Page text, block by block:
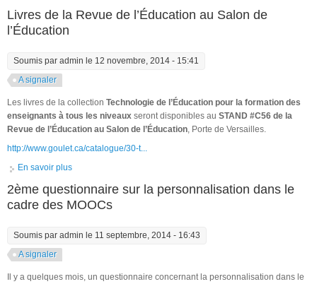
Education et Formation
Livres de la Revue de l’Éducation au Salon de
l’Éducation
Soumis par admin le 12 novembre, 2014 - 15:41
A signaler
Les livres de la collection Technologie de l’Éducation pour la formation des
enseignants à tous les niveaux seront disponibles au STAND #C56 de la
Revue de l’Éducation au Salon de l’Éducation, Porte de Versailles.
http://www.goulet.ca/catalogue/30-t...
En savoir plus
2ème questionnaire sur la personnalisation dans le
cadre des MOOCs
Soumis par admin le 11 septembre, 2014 - 16:43
A signaler
Il y a quelques mois, un questionnaire concernant la personnalisation dans le